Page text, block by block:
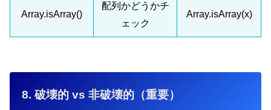
Array.isArray()
配列かどうかチ
ェック
Array.isArray(x)
8. 破壊的 vs 非破壊的（重要）